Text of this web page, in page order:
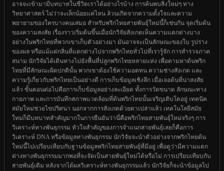
อาจจะเข้ามามีบทบาทในชีวิตเราได้อย่างไรบ้าง การค้นพบสิ่งใหม่ๆ ทาง
วิทยาศาสตร์ ไม่ว่าจะเล็กน้อยแค่ไหน ล้วนเกิดจากความตั้งใจและความ
พยายามของใครบางคนเสมอ สำหรับพริกไทยสายพันธุ์ใหม่นี้ก็เช่นกัน จุดเริ่มต้น
ของความสงสัย เรื่องราวเริ่มต้นขึ้นเมื่อนักวิจัยสังเกตเห็นความแตกต่างบาง
อย่างในพริกไทยที่พวกเขาเก็บตัวอย่างมา มันอาจจะเป็นลักษณะของใบ รูปร่าง
ของผล หรือแม้แต่กลิ่นที่แตกต่างไปจากพริกไทยทั่วไปที่เรารู้จัก การสำรวจภาค
สนาม นักวิจัยได้เดินทางไปยังพื้นที่ปลูกพริกไทยหลายแห่ง เพื่อตามหาต้นพริก
ไทยที่มีลักษณะผิดปกตินั้น พวกเขาต้องใช้ความอดทน ความช่างสังเกต และ
ความรู้เกี่ยวกับพริกไทยเป็นอย่างดี การเก็บข้อมูลเชิงลึก เมื่อเจอต้นที่น่าสงสัย
แล้ว ขั้นตอนต่อไปคือการเก็บข้อมูลอย่างละเอียด ทั้งการวัดขนาด ลักษณะทาง
กายภาพ และการบันทึกสภาพแวดล้อมที่ต้นพริกไทยนั้นเจริญเติบโตอยู่ เทคนิค
สมัยใหม่ช่วยไขปริศนา นอกจากการสังเกตด้วยตาเปล่าแล้ว เทคโนโลยีสมัย
ใหม่ก็มีบทบาทสำคัญมากในการยืนยันว่านี่คือพริกไทยสายพันธุ์ใหม่จริงๆ การ
วิเคราะห์ทางพันธุกรรม หัวใจสำคัญของการจำแนกสายพันธุ์เลยก็คือการ
วิเคราะห์ DNA หรือข้อมูลทางพันธุกรรม นักวิจัยจะนำตัวอย่างจากพริกไทยต้น
ใหม่นี้ไปเปรียบเทียบกับฐานข้อมูลพริกไทยสายพันธุ์ที่มีอยู่ เพื่อดูว่ามีความแตก
ต่างทางพันธุกรรมมากพอที่จะจัดเป็นสายพันธุ์ใหม่ได้หรือไม่ การเปรียบเทียบกับ
สายพันธุ์เดิม หลังจากได้ผลวิเคราะห์ทางพันธุกรรมแล้ว นักวิจัยก็จะนำข้อมูลไป